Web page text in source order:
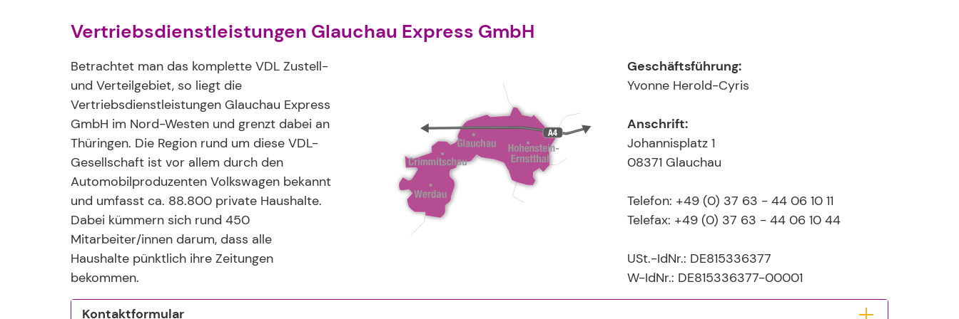
Vertriebsdienstleistungen Glauchau Express GmbH
Betrachtet man das komplette VDL Zustell-
und Verteilgebiet, so liegt die
Vertriebsdienstleistungen Glauchau Express
GmbH im Nord-Westen und grenzt dabei an
Thüringen. Die Region rund um diese VDL-
Gesellschaft ist vor allem durch den
Automobilproduzenten Volkswagen bekannt
und umfasst ca. 88.800 private Haushalte.
Dabei kümmern sich rund 450
Mitarbeiter/innen darum, dass alle
Haushalte pünktlich ihre Zeitungen
bekommen.
Geschäftsführung:
Yvonne Herold-Cyris
Anschrift:
Johannisplatz 1
08371 Glauchau
Telefon: +49 (0) 37 63 - 44 06 10 11
Telefax: +49 (0) 37 63 - 44 06 10 44
USt.-IdNr.: DE815336377
W-IdNr.: DE815336377-00001
Kontaktformular